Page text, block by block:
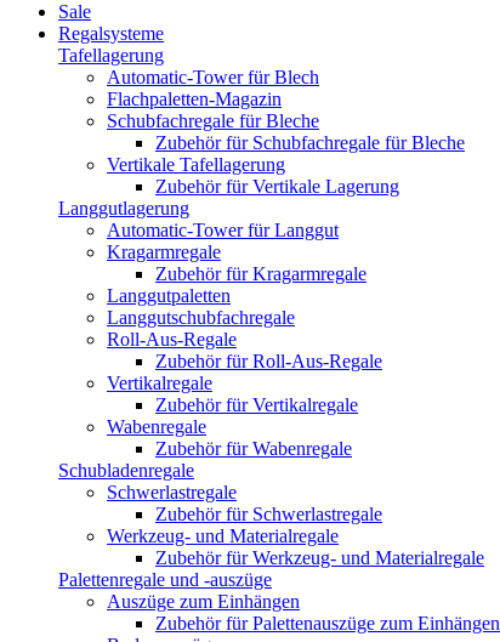
Sale
Regalsysteme
Tafellagerung
Automatic-Tower für Blech
Flachpaletten-Magazin
Schubfachregale für Bleche
Zubehör für Schubfachregale für Bleche
Vertikale Tafellagerung
Zubehör für Vertikale Lagerung
Langgutlagerung
Automatic-Tower für Langgut
Kragarmregale
Zubehör für Kragarmregale
Langgutpaletten
Langgutschubfachregale
Roll-Aus-Regale
Zubehör für Roll-Aus-Regale
Vertikalregale
Zubehör für Vertikalregale
Wabenregale
Zubehör für Wabenregale
Schubladenregale
Schwerlastregale
Zubehör für Schwerlastregale
Werkzeug- und Materialregale
Zubehör für Werkzeug- und Materialregale
Palettenregale und -auszüge
Auszüge zum Einhängen
Zubehör für Palettenauszüge zum Einhängen